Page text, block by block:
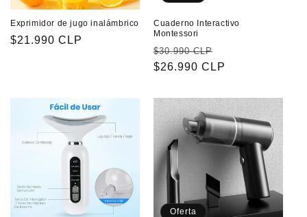
Exprimidor de jugo inalámbrico
Precio
$21.990 CLP
Cuaderno Interactivo
Montessori
Precio
habitual
$30.990 CLP
de
$26.990 CLP
Oferta